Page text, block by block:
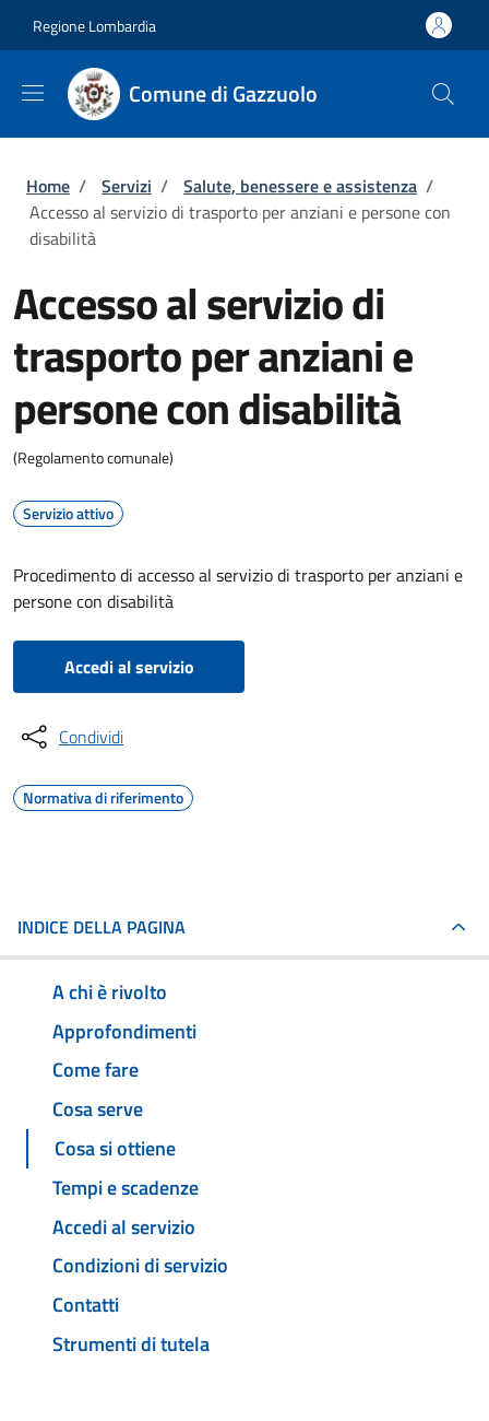
Regione Lombardia
Comune di Gazzuolo
Briciole di pane
Home / Servizi / Salute, benessere e assistenza /
Accesso al servizio di trasporto per anziani e persone con
disabilità
Accesso al servizio di
trasporto per anziani e
persone con disabilità
(Regolamento comunale)
Servizio attivo
Procedimento di accesso al servizio di trasporto per anziani e
persone con disabilità
Accedi al servizio
Condividi
Normativa di riferimento
INDICE DELLA PAGINA
A chi è rivolto
Approfondimenti
Come fare
Cosa serve
Cosa si ottiene
Tempi e scadenze
Accedi al servizio
Condizioni di servizio
Contatti
Strumenti di tutela